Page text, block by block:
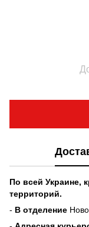
По всей Украине,
территорий.
- В отделение